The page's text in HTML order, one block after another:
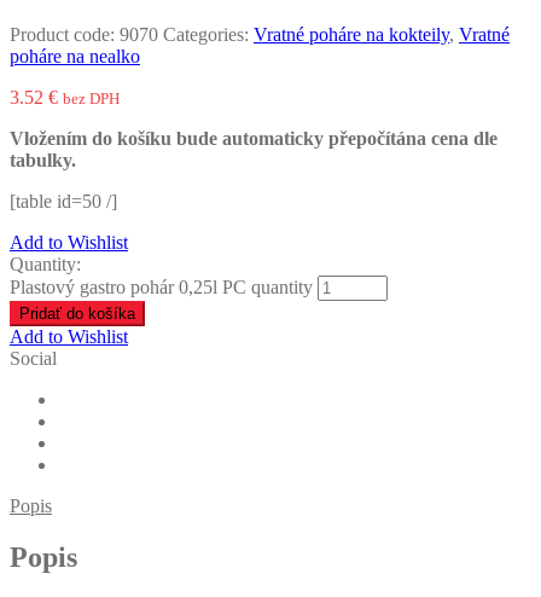
Product code: 9070 Categories: Vratné poháre na kokteily, Vratné
poháre na nealko
3.52 € bez DPH
Vložením do košíku bude automaticky přepočítána cena dle
tabulky.
[table id=50 /]
Add to Wishlist
Quantity:
Plastový gastro pohár 0,25l PC quantity
Pridať do košíka
Add to Wishlist
Social
Popis
Popis